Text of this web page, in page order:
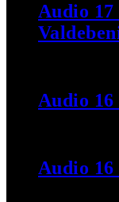
Audio
Audio
Audio